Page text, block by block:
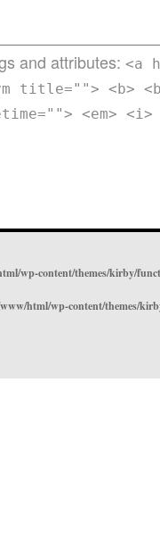
and attributes: <a
title=""> <b>
<em>
wp-content/themes/kirby/
html/wp-content/themes/